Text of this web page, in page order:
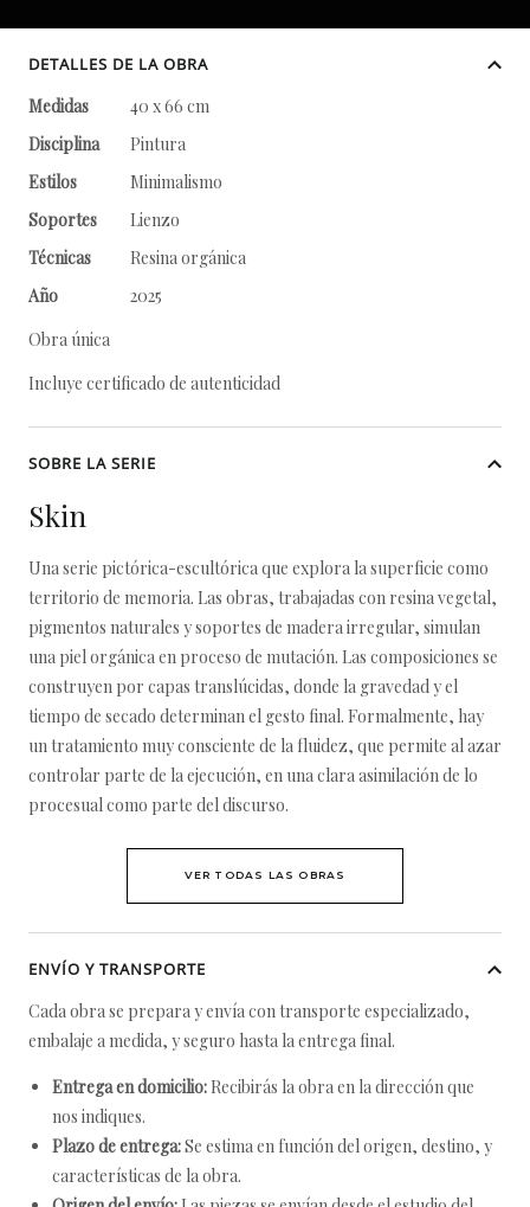
DETALLES DE LA OBRA
Medidas
40 x 66 cm
Disciplina
Pintura
Estilos
Minimalismo
Soportes
Lienzo
Técnicas
Resina orgánica
Año
2025
Obra única
Incluye certificado de autenticidad
SOBRE LA SERIE
Skin
Una serie pictórica-escultórica que explora la superficie como
territorio de memoria. Las obras, trabajadas con resina vegetal,
pigmentos naturales y soportes de madera irregular, simulan
una piel orgánica en proceso de mutación. Las composiciones se
construyen por capas translúcidas, donde la gravedad y el
tiempo de secado determinan el gesto final. Formalmente, hay
un tratamiento muy consciente de la fluidez, que permite al azar
controlar parte de la ejecución, en una clara asimilación de lo
procesual como parte del discurso.
VER TODAS LAS OBRAS
ENVÍO Y TRANSPORTE
Cada obra se prepara y envía con transporte especializado,
embalaje a medida, y seguro hasta la entrega final.
Entrega en domicilio: Recibirás la obra en la dirección que
nos indiques.
Plazo de entrega:Se estima en función del origen, destino, y
características de la obra.